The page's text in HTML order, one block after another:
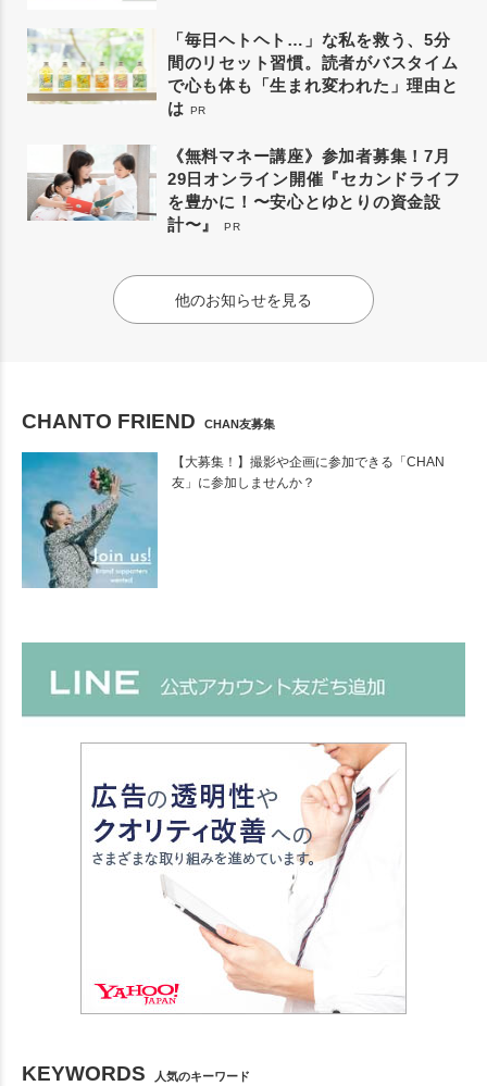
「毎日ヘトヘト…」な私を救う、5分
間のリセット習慣。読者がバスタイム
で心も体も「生まれ変われた」理由と
は PR
《無料マネー講座》参加者募集！7月
29日オンライン開催『セカンドライフ
を豊かに！〜安心とゆとりの資金設
計〜』
PR
他のお知らせを見る
CHANTO FRIEND CHAN友募集
【大募集！】撮影や企画に参加できる「CHAN
友」に参加しませんか？
KEYWORDS 人気のキーワード